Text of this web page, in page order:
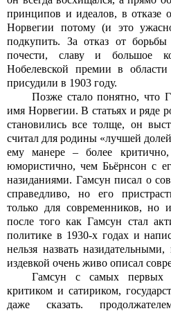
принципов и идеалов, в отказе
Норвегии потому (и это
подкупить. За отказ от
почести, славу и большое
Нобелевской премии в
присудили в 1903 году.
Позже стало понятно, что
имя Норвегии. В статьях и ряде
становились все толще, он
считал для родины «лучшей
ему манере – более
юмористично, чем Бьёрнсон с
назиданиями. Гамсун писал о
справедливо, но его
только для современников, но
после того как Гамсун стал
политике в 1930-х годах и
нельзя назвать
издевкой очень живо описал
Гамсун с самых первых
критиком и сатириком,
даже сказать.